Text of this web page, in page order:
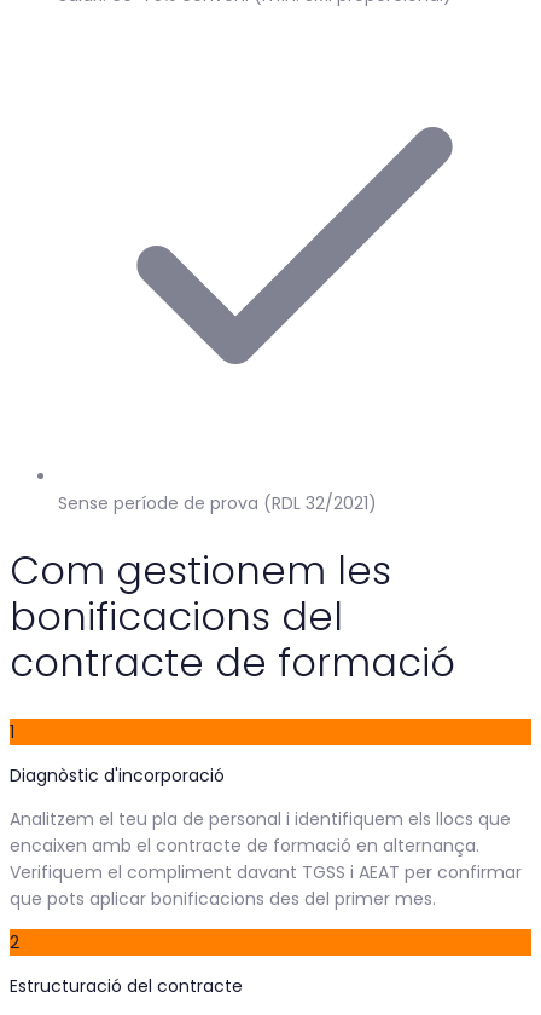
Sense període de prova (RDL 32/2021)
Com gestionem les
bonificacions del
contracte de formació
1
Diagnòstic d'incorporació
Analitzem el teu pla de personal i identifiquem els llocs que
encaixen amb el contracte de formació en alternança.
Verifiquem el compliment davant TGSS i AEAT per confirmar
que pots aplicar bonificacions des del primer mes.
2
Estructuració del contracte